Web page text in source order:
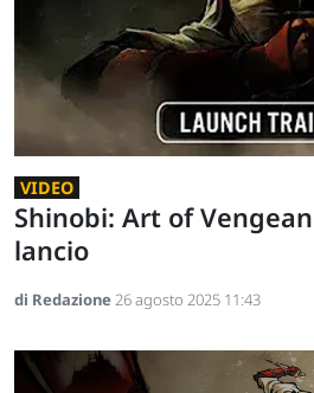
VIDEO
Shinobi: Art of
lancio
di Redazione26 agosto 2025 11:43